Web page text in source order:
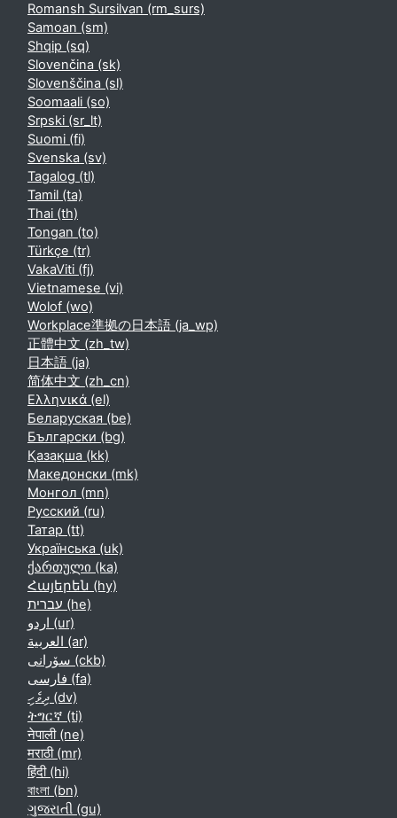
Romansh Sursilvan ‎(rm_surs)‎
Samoan ‎(sm)‎
Shqip ‎(sq)‎
Slovenčina ‎(sk)‎
Slovenščina ‎(sl)‎
Soomaali ‎(so)‎
Srpski ‎(sr_lt)‎
Suomi ‎(fi)‎
Svenska ‎(sv)‎
Tagalog ‎(tl)‎
Tamil ‎(ta)‎
Thai ‎(th)‎
Tongan ‎(to)‎
Türkçe ‎(tr)‎
VakaViti ‎(fj)‎
Vietnamese ‎(vi)‎
Wolof ‎(wo)‎
Workplace準拠の日本語 ‎(ja_wp)‎
正體中文 ‎(zh_tw)‎
日本語 ‎(ja)‎
简体中文 ‎(zh_cn)‎
Ελληνικά ‎(el)‎
Беларуская ‎(be)‎
Български ‎(bg)‎
Қазақша ‎(kk)‎
Македонски ‎(mk)‎
Монгол ‎(mn)‎
Русский ‎(ru)‎
Татар ‎(tt)‎
Українська ‎(uk)‎
ქართული ‎(ka)‎
Հայերեն ‎(hy)‎
עברית ‎(he)‎
اردو ‎(ur)‎
العربية ‎(ar)‎
سۆرانی ‎(ckb)‎
فارسی ‎(fa)‎
ދިވެހި ‎(dv)‎
ትግርኛ ‎(ti)‎
नेपाली ‎(ne)‎
मराठी ‎(mr)‎
हिंदी ‎(hi)‎
বাংলা ‎(bn)‎
ગુજરાતી ‎(gu)‎